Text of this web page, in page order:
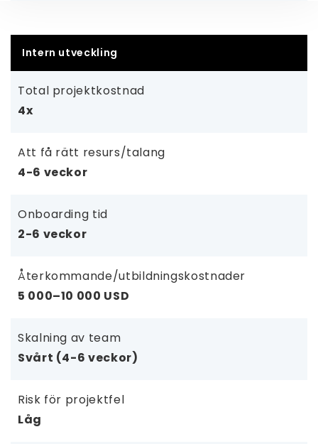
Intern utveckling
Total projektkostnad
4x
Att få rätt resurs/talang
4-6 veckor
Onboarding tid
2-6 veckor
Återkommande/utbildningskostnader
5 000–10 000 USD
Skalning av team
Svårt (4-6 veckor)
Risk för projektfel
Låg